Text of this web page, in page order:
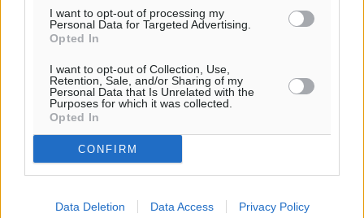
I want to opt-out of processing my
Personal Data for Targeted Advertising.
Opted In
I want to opt-out of Collection, Use,
Retention, Sale, and/or Sharing of my
Personal Data that Is Unrelated with the
Purposes for which it was collected.
Opted In
CONFIRM
Data Deletion Data Access Privacy Policy